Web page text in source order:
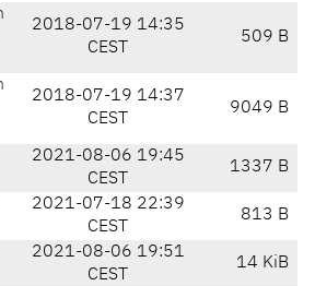
2018-07-19 14:35
CEST
509 B
2018-07-19 14:37
CEST
9049 B
2021-08-06 19:45
CEST
1337 B
2021-07-18 22:39
CEST
813 B
2021-08-06 19:51
CEST
14 KiB